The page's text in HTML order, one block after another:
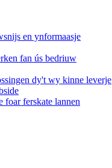
en ynformaasje
fan ús bedriuw
dy't wy kinne leverje
foar ferskate lannen